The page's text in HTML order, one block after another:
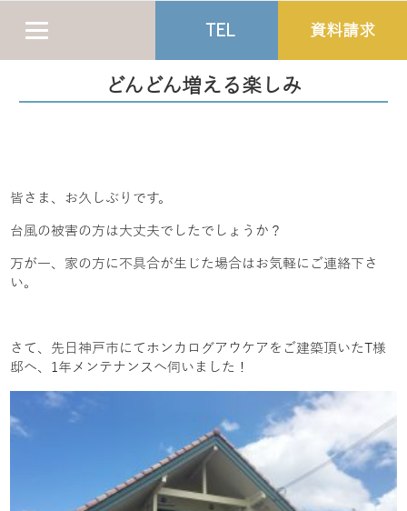
TEL 資料請求
どんどん増える楽しみ
皆さま、お久しぶりです。
台風の被害の方は大丈夫でしたでしょうか？
万が一、家の方に不具合が生じた場合はお気軽にご連絡下さ
い。
さて、先日神戸市にてホンカログアウケアをご建築頂いたT様
邸へ、1年メンテナンスへ伺いました！